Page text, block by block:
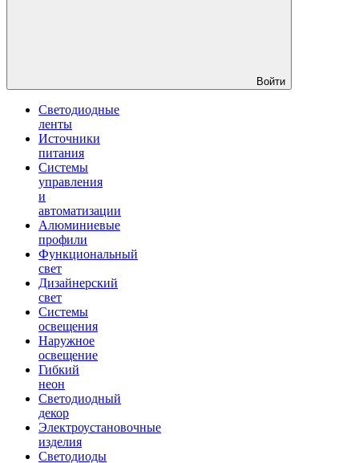
Войти
Светодиодные
ленты
Источники
питания
Системы
управления
и
автоматизации
Алюминиевые
профили
Функциональный
свет
Дизайнерский
свет
Системы
освещения
Наружное
освещение
Гибкий
неон
Светодиодный
декор
Электроустановочные
изделия
Светодиоды